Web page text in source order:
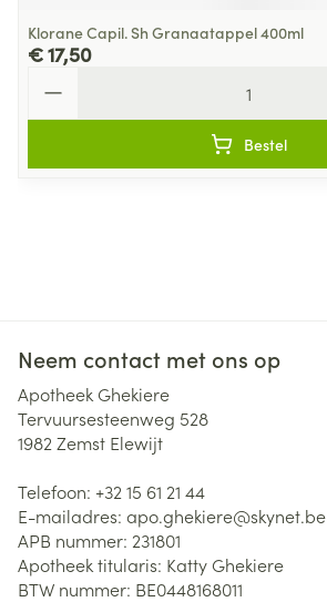
Klorane Capil. Sh Granaatappel 400ml
€ 17,50
Bestel
Neem contact met ons op
Apotheek Ghekiere
Tervuursesteenweg 528
1982 Zemst Elewijt
Telefoon: +32 15 61 21 44
E-mailadres: apo.ghekiere@skynet.be
APB nummer: 231801
Apotheek titularis: Katty Ghekiere
BTW nummer: BE0448168011